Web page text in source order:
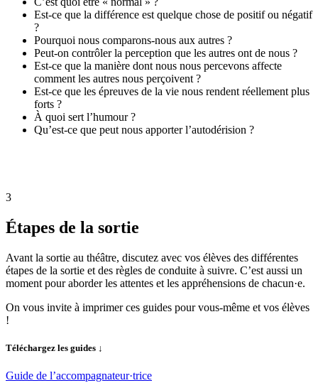
Est-ce que la différence est quelque chose de positif ou négatif
?
Pourquoi nous comparons-nous aux autres ?
Peut-on contrôler la perception que les autres ont de nous ?
Est-ce que la manière dont nous nous percevons affecte
comment les autres nous perçoivent ?
Est-ce que les épreuves de la vie nous rendent réellement plus
forts ?
À quoi sert l’humour ?
Qu’est-ce que peut nous apporter l’autodérision ?
3
Étapes de la sortie
Avant la sortie au théâtre, discutez avec vos élèves des différentes
étapes de la sortie et des règles de conduite à suivre. C’est aussi un
moment pour aborder les attentes et les appréhensions de chacun·e.
On vous invite à imprimer ces guides pour vous-même et vos élèves
!
Téléchargez les guides ↓
Guide de l’accompagnateur·trice